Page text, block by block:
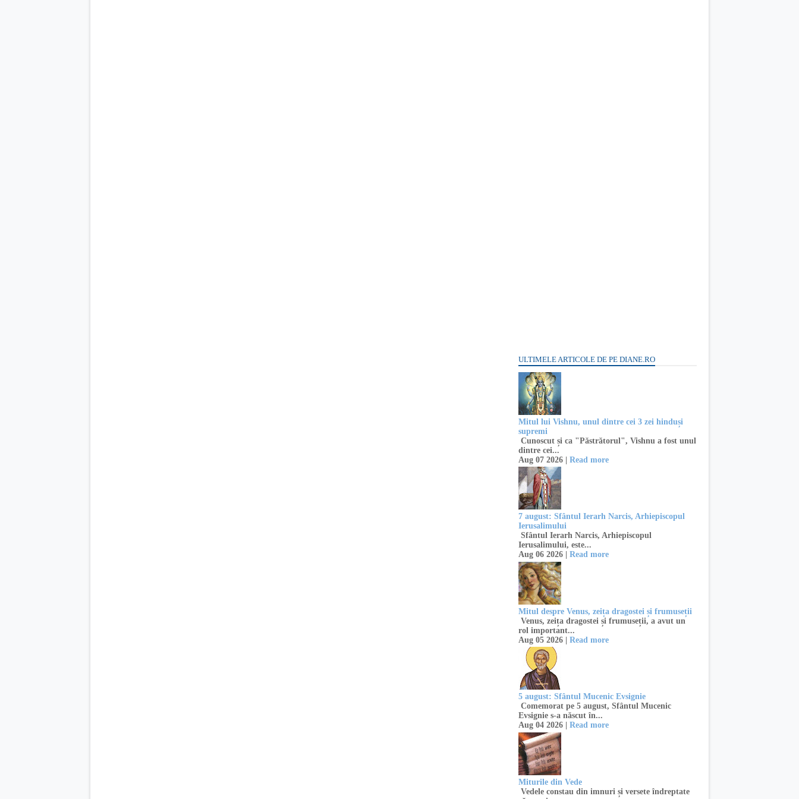
ULTIMELE ARTICOLE DE PE DIANE.RO
Mitul lui Vishnu, unul dintre cei 3 zei hinduși
supremi
Cunoscut și ca "Păstrătorul", Vishnu a fost unul
dintre cei...
Aug 07 2026 | Read more
7 august: Sfântul Ierarh Narcis, Arhiepiscopul
Ierusalimului
Sfântul Ierarh Narcis, Arhiepiscopul
Ierusalimului, este...
Aug 06 2026 | Read more
Mitul despre Venus, zeița dragostei și frumuseții
Venus, zeița dragostei și frumuseții, a avut un
rol important...
Aug 05 2026 | Read more
5 august: Sfântul Mucenic Evsignie
Comemorat pe 5 august, Sfântul Mucenic
Evsignie s-a născut în...
Aug 04 2026 | Read more
Miturile din Vede
Vedele constau din imnuri și versete îndreptate